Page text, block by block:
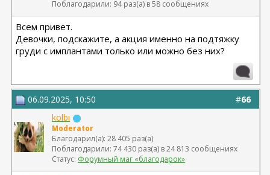
Поблагодарили: 94 раз(а) в 58 сообщениях
Всем привет.
Девочки, подскажите, а акция именно на подтяжку
груди с имплантами только или можно без них?
#66
06.09.2025, 10:50
kolbi
Moderator
Благодарил(а): 28 405 раз(а)
Поблагодарили: 74 430 раз(а) в 24 813 сообщениях
Статус: Форумный маг «благодарок»